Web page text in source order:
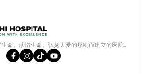
命、珍惜生命、弘扬大爱的原则而建立的医院。